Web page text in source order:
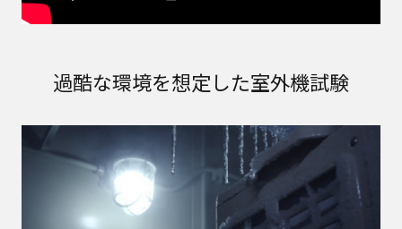
過酷な環境を想定した室外機試験​